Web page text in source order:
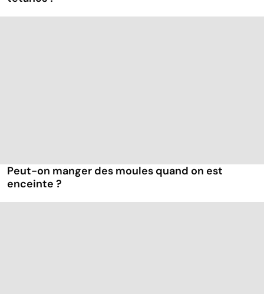
Peut-on manger des moules quand on est
enceinte ?